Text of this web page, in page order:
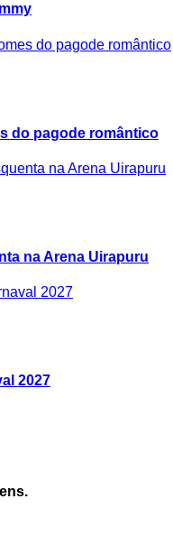
do pagode romântico
na Arena Uirapuru
2027